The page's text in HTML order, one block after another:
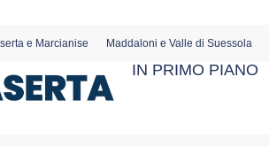
e Marcianise Maddaloni e Valle di Suessola
IN PRIMO PIANO